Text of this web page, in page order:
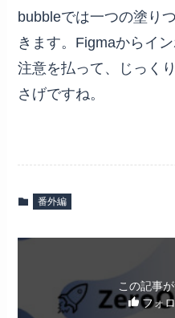
bubbleでは一つの塗り
きます。Figmaからイ
注意を払って、じっく
さげですね。
番外編
この記事
フォ